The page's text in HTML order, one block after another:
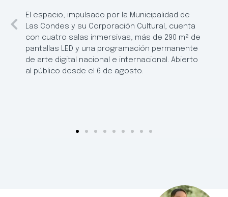
El espacio, impulsado por la Municipalidad de
Las Condes y su Corporación Cultural, cuenta
con cuatro salas inmersivas, más de 290 m² de
pantallas LED y una programación permanente
de arte digital nacional e internacional. Abierto
al público desde el 6 de agosto.